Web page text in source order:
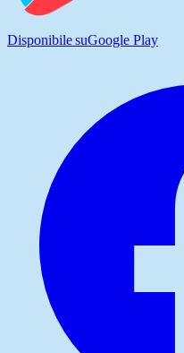
Disponibile suGoogle Play